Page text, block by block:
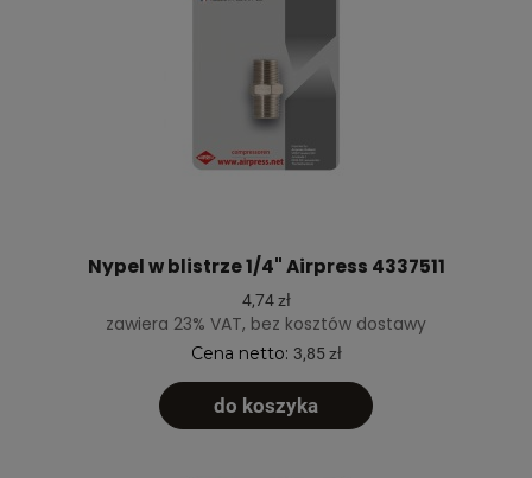
Nypel w blistrze 1/4" Airpress 4337511
4,74 zł
zawiera 23% VAT, bez kosztów dostawy
Cena netto: 3,85 zł
do koszyka